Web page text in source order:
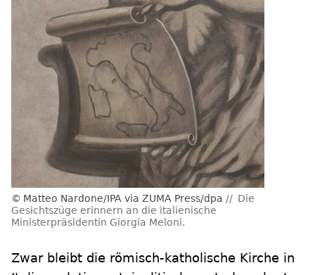
Matteo Nardone/IPA via ZUMA Press/dpa
Die
Gesichtszüge erinnern an die italienische
Ministerpräsidentin Giorgia Meloni.
Zwar bleibt die römisch-katholische Kirche in